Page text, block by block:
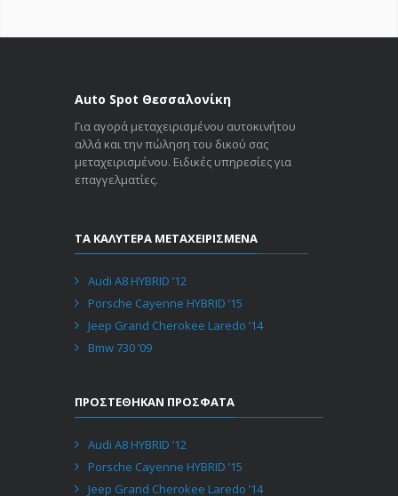
Auto Spot Θεσσαλονίκη
Για αγορά μεταχειρισμένου αυτοκινήτου
αλλά και την πώληση του δικού σας
μεταχειρισμένου. Ειδικές υπηρεσίες για
επαγγελματίες.
ΤΑ ΚΑΛΥΤΕΡΑ ΜΕΤΑΧΕΙΡΙΣΜΕΝΑ
Audi A8 HYBRID ’12
Porsche Cayenne HYBRID ’15
Jeep Grand Cherokee Laredo ’14
Bmw 730 ’09
ΠΡΟΣΤΕΘΗΚΑΝ ΠΡΟΣΦΑΤΑ
Audi A8 HYBRID ’12
Porsche Cayenne HYBRID ’15
Jeep Grand Cherokee Laredo ’14